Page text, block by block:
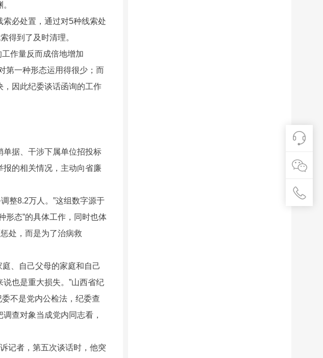
必处置，通过对5种线索处
得到了及时清理。
作量反而成倍地增加
第一种形态运用得很少；而
因此纪委谈话函询的工作
单据、干涉下属单位招投标
的相关情况，主动向省廉
整8.2万人。”这组数字源于
形态”的具体工作，同时也体
处，而是为了治病救
、自己父母的家庭和自己
也是重大损失。”山西省纪
不是党内公检法，纪委查
查对象当成党内同志看，
记者，第五次谈话时，他突